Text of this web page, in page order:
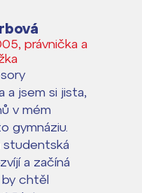
a jsem si jista,
v mém
gymnáziu.
studentská
a začíná
chtěl
právnička a